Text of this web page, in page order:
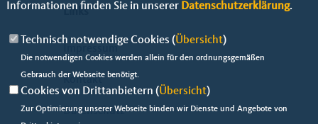
Links
Kontakt
Datenschutz
Informationen finden Sie in unserer Datenschutzerklärung.
Technisch notwendige Cookies (Übersicht)
Die notwendigen Cookies werden allein für den ordnungsgemäßen
Gebrauch der Webseite benötigt.
Cookies von Drittanbietern (Übersicht)
Zur Optimierung unserer Webseite binden wir Dienste und Angebote von